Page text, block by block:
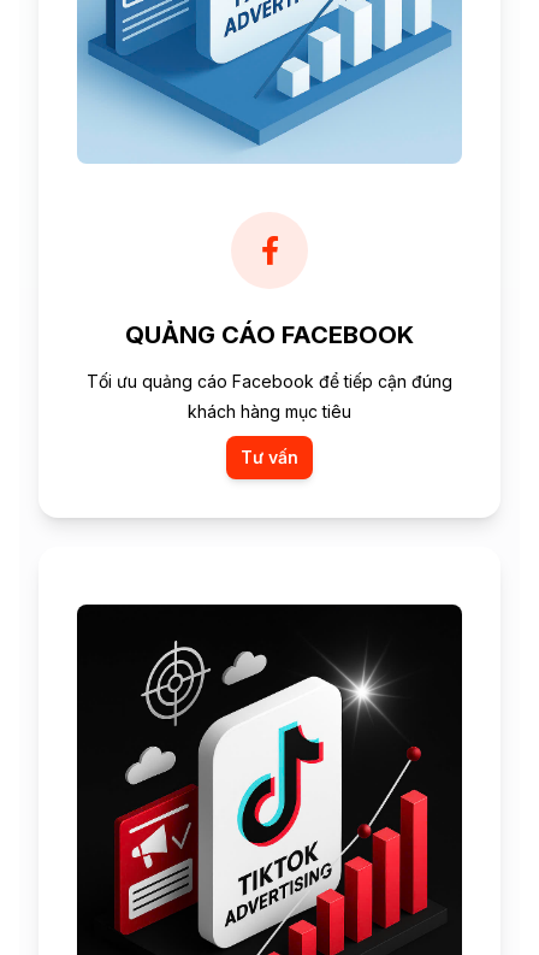
QUẢNG CÁO FACEBOOK
Tối ưu quảng cáo Facebook để tiếp cận đúng
khách hàng mục tiêu
Tư vấn